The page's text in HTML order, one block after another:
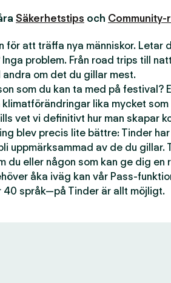
Säkerhetstips och Community-
för att träffa nya människor. Letar
problem. Från road trips till
om det du gillar mest.
som du kan ta med på festival?
klimatförändringar lika mycket
vet vi definitivt hur man skapar
blev precis lite bättre: Tinder
uppmärksammad av de du gillar.
du eller någon som kan ge dig en
åka iväg kan vår Pass-
40 språk—på Tinder är allt möjligt.